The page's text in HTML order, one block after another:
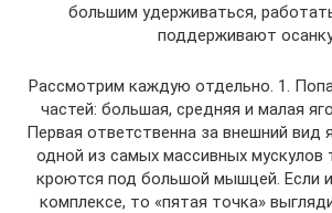
большим удерживаться,
поддерживают
Рассмотрим каждую отдельно. 1.
частей: большая, средняя и малая
Первая ответственна за внешний вид
одной из самых массивных мускулов
кроются под большой мышцей. Если
комплексе, то «пятая точка»